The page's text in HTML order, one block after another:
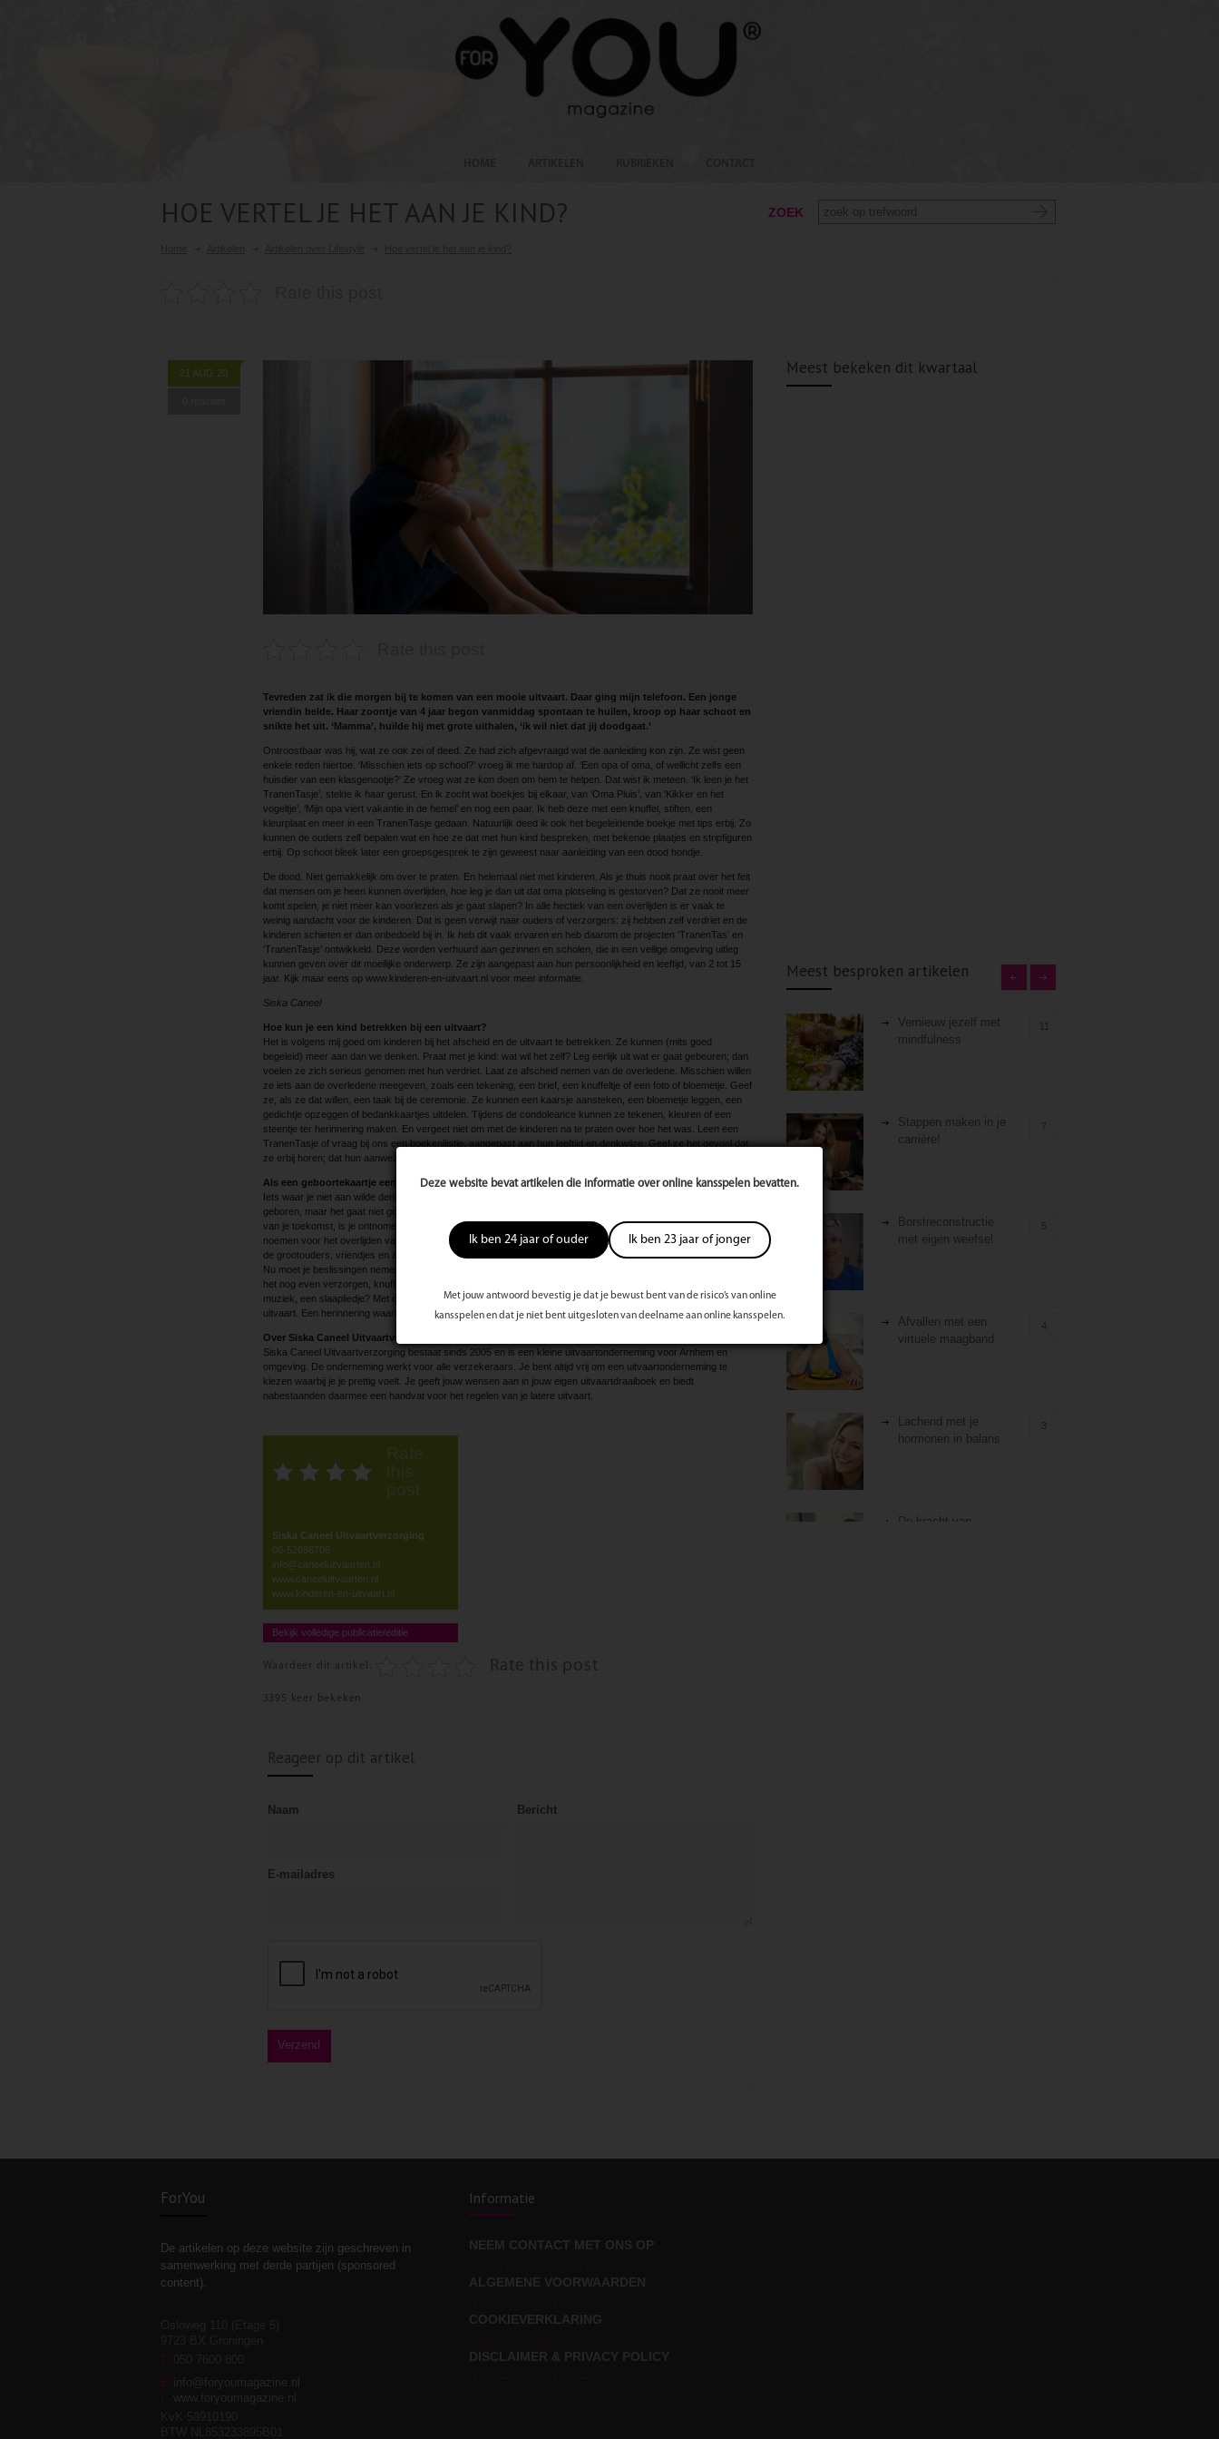
Deze website bevat artikelen die informatie over online kansspelen bevatten.
Ik ben 24 jaar of ouder Ik ben 23 jaar of jonger
Met jouw antwoord bevestig je dat je bewust bent van de risico’s van online
kansspelen en dat je niet bent uitgesloten van deelname aan online kansspelen.
HOE VERTEL JE HET AAN JE KIND? ZOEK
21 AUG 20
Tevreden zat ik die morgen bij te komen van een mooie uitvaart. Daar ging mijn telefoon. Een jonge
vriendin belde. Haar zoontje van 4 jaar begon vanmiddag spontaan te huilen, kroop op haar schoot en
snikte het uit. ‘Mamma’, huilde hij met grote uithalen, ‘ik wil niet dat jij doodgaat.’
Ontroostbaar was hij, wat ze ook zei of deed. Ze had zich afgevraagd wat de aanleiding kon zijn. Ze wist geen
enkele reden hiertoe. ‘Misschien iets op school?’ vroeg ik me hardop af. ‘Een opa of oma, of wellicht zelfs een
huisdier van een klasgenootje?’ Ze vroeg wat ze kon doen om hem te helpen. Dat wist ik meteen. ‘Ik leen je het
TranenTasje’, stelde ik haar gerust. En ik zocht wat boekjes bij elkaar, van ‘Oma Pluis’, van ‘Kikker en het
vogeltje’, ‘Mijn opa viert vakantie in de hemel’ en nog een paar. Ik heb deze met een knuffel, stiften, een
kleurplaat en meer in een TranenTasje gedaan. Natuurlijk deed ik ook het begeleidende boekje met tips erbij. Zo
kunnen de ouders zelf bepalen wat en hoe ze dat met hun kind bespreken, met bekende plaatjes en stripfiguren
erbij. Op school bleek later een groepsgesprek te zijn geweest naar aanleiding van een dood hondje.
De dood. Niet gemakkelijk om over te praten. En helemaal niet met kinderen. Als je thuis nooit praat over het feit
dat mensen om je heen kunnen overlijden, hoe leg je dan uit dat oma plotseling is gestorven? Dat ze nooit meer
komt spelen, je niet meer kan voorlezen als je gaat slapen? In alle hectiek van een overlijden is er vaak te
weinig aandacht voor de kinderen. Dat is geen verwijt naar ouders of verzorgers: zij hebben zelf verdriet en de
kinderen schieten er dan onbedoeld bij in. Ik heb dit vaak ervaren en heb daarom de projecten ‘TranenTas’ en
‘TranenTasje’ ontwikkeld. Deze worden verhuurd aan gezinnen en scholen, die in een veilige omgeving uitleg
kunnen geven over dit moeilijke onderwerp. Ze zijn aangepast aan hun persoonlijkheid en leeftijd, van 2 tot 15
jaar. Kijk maar eens op www.kinderen-en-uitvaart.nl voor meer informatie.
Siska Caneel
Hoe kun je een kind betrekken bij een uitvaart?
Het is volgens mij goed om kinderen bij het afscheid en de uitvaart te betrekken. Ze kunnen (mits goed
begeleid) meer aan dan we denken. Praat met je kind: wat wil het zelf? Leg eerlijk uit wat er gaat gebeuren; dan
voelen ze zich serieus genomen met hun verdriet. Laat ze afscheid nemen van de overledene. Misschien willen
ze iets aan de overledene meegeven, zoals een tekening, een brief, een knuffeltje of een foto of bloemetje. Geef
ze, als ze dat willen, een taak bij de ceremonie. Ze kunnen een kaarsje aansteken, een bloemetje leggen, een
gedichtje opzeggen of bedankkaartjes uitdelen. Tijdens de condoleance kunnen ze tekenen, kleuren of een
steentje ter herinnering maken. En vergeet niet om met de kinderen na te praten over hoe het was. Leen een
TranenTasje of vraag bij ons een boekenlijstje, aangepast aan hun leeftijd en denkwijze. Geef ze het gevoel dat
ze erbij horen; dat hun aanwezigheid ook belangrijk is. Niets moet, veel kan.
Als een geboortekaartje een rouwkaart wordt…
Iets waar je niet aan wilde denken maar wat jou nu toch overkomt: je baby, waar je zo naar verlangde, is
geboren, maar het gaat niet goed. Je kindje redt het niet. En nu opeens is alles weg, leeg… Je kind, een stuk
van je toekomst, is je ontnomen. Of je kindje was al een tijdje ziek en sterft. Er zijn helaas meerdere oorzaken te
noemen voor het overlijden van een kind. Een vreselijke gebeurtenis, voor de ouders, de broertjes en zusjes,
de grootouders, vriendjes en andere naasten.
Nu moet je beslissingen nemen waar je nog nooit aan hebt gedacht. Wil je thuis afscheid van je kindje nemen,
het nog even verzorgen, knuffelen? Dat kan. En kies je een mandje of een kistje voor de uitvaart? Bloemen,
muziek, een slaapliedje? Met onze begeleiding is er tijd en rust. Samen met jullie zorgen we voor een mooie
uitvaart. Een herinnering waarmee je straks verder kunt.
Over Siska Caneel Uitvaartverzorging
Siska Caneel Uitvaartverzorging bestaat sinds 2005 en is een kleine uitvaartonderneming voor Arnhem en
omgeving. De onderneming werkt voor alle verzekeraars. Je bent altijd vrij om een uitvaartonderneming te
kiezen waarbij je je prettig voelt. Je geeft jouw wensen aan in jouw eigen uitvaartdraaiboek en biedt
nabestaanden daarmee een handvat voor het regelen van je latere uitvaart.
Siska Caneel Uitvaartverzorging
06-52688706
info@caneeluitvaarten.nl
www.caneeluitvaarten.nl
www.kinderen-en-uitvaart.nl
Bekijk volledige publicatie/editie
Waardeer dit artikel: Rate this post
3395 keer bekeken
Reageer op dit artikel
Naam
E-mailadres
Bericht
Meest bekeken dit kwartaal
Meest besproken artikelen
Vernieuw jezelf met
mindfulness
Stappen maken in je
carrière!
7
Borstreconstructie
met eigen weefsel
5
Afvallen met een
virtuele maagband
4
Lachend met je
hormonen in balans
3
De kracht van
ForYou
De artikelen op deze website zijn geschreven in
samenwerking met derde partijen (sponsored
content).
T
E info@foryoumagazine.nl
www.foryoumagazine.nl
Informatie
NEEM CONTACT MET ONS OP
ALGEMENE VOORWAARDEN
COOKIEVERKLARING
DISCLAIMER & PRIVACY POLICY